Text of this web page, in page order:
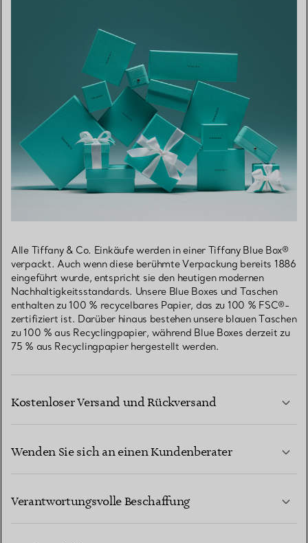
Alle Tiffany & Co. Einkäufe werden in einer Tiffany Blue Box®
verpackt. Auch wenn diese berühmte Verpackung bereits 1886
eingeführt wurde, entspricht sie den heutigen modernen
Nachhaltigkeitsstandards. Unsere Blue Boxes und Taschen
enthalten zu 100 % recycelbares Papier, das zu 100 % FSC®-
zertifiziert ist. Darüber hinaus bestehen unsere blauen Taschen
zu 100 % aus Recyclingpapier, während Blue Boxes derzeit zu
75 % aus Recyclingpapier hergestellt werden.
Kostenloser Versand und Rückversand
Wenden Sie sich an einen Kundenberater
Verantwortungsvolle Beschaffung